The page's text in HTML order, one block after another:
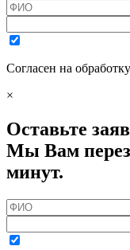
Согласен на обработку
×
Оставьте
Мы Вам
минут.